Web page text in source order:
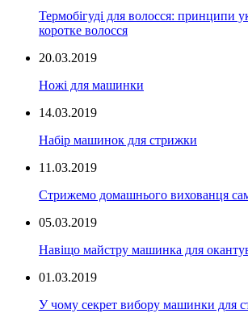
Термобігуді для волосся: принципи
коротке волосся
20.03.2019
Ножі для машинки
14.03.2019
Набір машинок для стрижки
11.03.2019
Стрижемо домашнього вихованця
05.03.2019
Навіщо майстру машинка для
01.03.2019
У чому секрет вибору машинки для